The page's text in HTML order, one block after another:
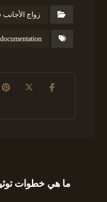
زواج
ما هي خطوات